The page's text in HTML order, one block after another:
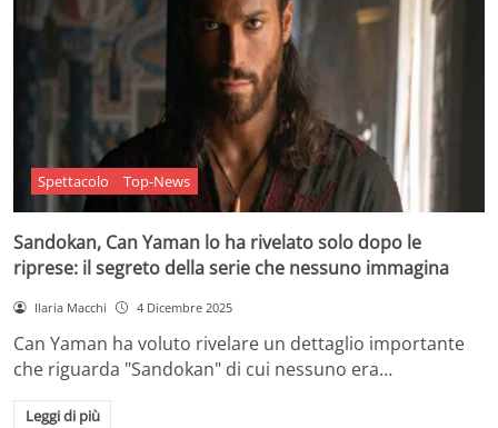
Spettacolo Top-News
Sandokan, Can Yaman lo ha rivelato solo dopo le
riprese: il segreto della serie che nessuno immagina
Ilaria Macchi 4 Dicembre 2025
Can Yaman ha voluto rivelare un dettaglio importante
che riguarda "Sandokan" di cui nessuno era…
Leggi di più